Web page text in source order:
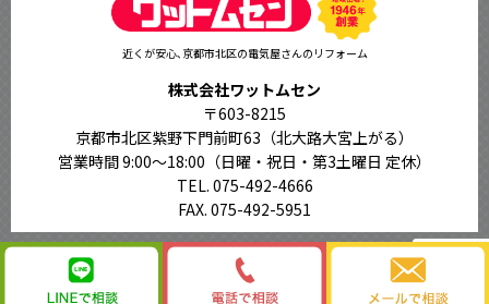
近くが安心､京都市北区の電気屋さんのリフォーム
株式会社ワットムセン
〒603-8215
京都市北区紫野下門前町63（北大路大宮上がる）
営業時間 9:00〜18:00 （日曜・祝日・第3土曜日 定休）
TEL. 075-492-4666
FAX. 075-492-5951